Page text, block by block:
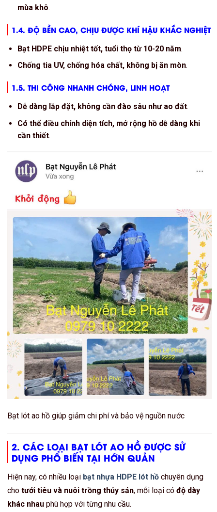
mùa khô.
1.4. ĐỘ BỀN CAO, CHỊU ĐƯỢC KHÍ HẬU KHẮC NGHIỆT
Bạt HDPE chịu nhiệt tốt, tuổi thọ từ 10-20 năm.
Chống tia UV, chống hóa chất, không bị ăn mòn.
1.5. THI CÔNG NHANH CHÓNG, LINH HOẠT
Dễ dàng lắp đặt, không cần đào sâu như ao đất.
Có thể điều chỉnh diện tích, mở rộng hồ dễ dàng khi
cần thiết.
Bạt lót ao hồ giúp giảm chi phí và bảo vệ nguồn nước
2. CÁC LOẠI BẠT LÓT AO HỒ ĐƯỢC SỬ
DỤNG PHỔ BIẾN TẠI HỚN QUẢN
Hiện nay, có nhiều loại bạt nhựa HDPE lót hồ chuyên dụng
cho tưới tiêu và nuôi trồng thủy sản, mỗi loại có độ dày
khác nhau phù hợp với từng nhu cầu.